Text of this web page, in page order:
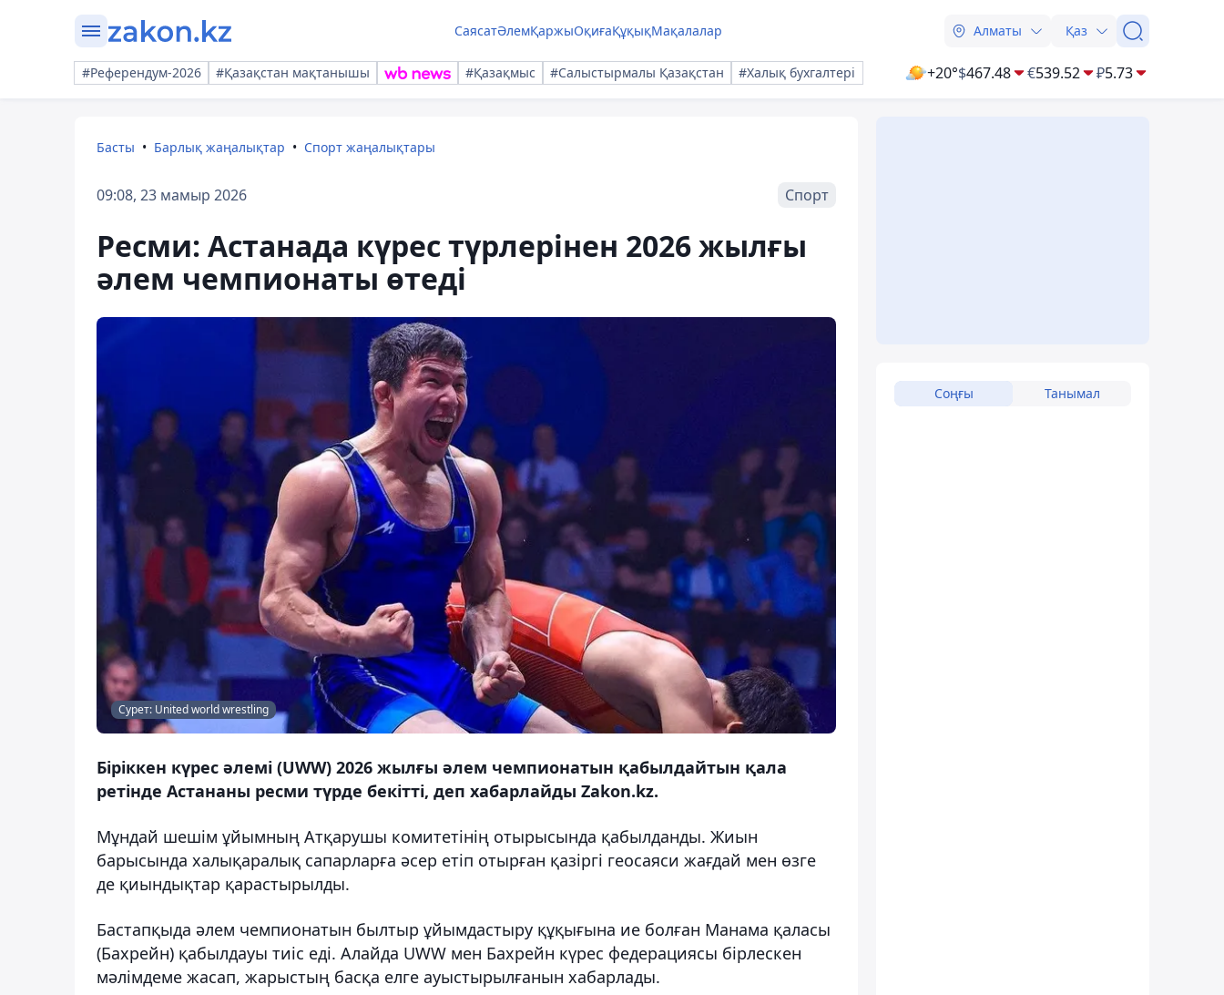
СаясатӘлемҚаржыОқиғаҚұқықМақалалар Алматы Қаз
#Референдум-2026 #Қазақстан мақтанышы #Қазақмыс #Салыстырмалы Қазақстан #Халық бухгалтері +20°$467.48 €539.52 ₽5.73
Басты Барлық жаңалықтар Спорт жаңалықтары
09:08, 23 мамыр 2026 Спорт
Ресми: Астанада күрес түрлерінен 2026 жылғы
әлем чемпионаты өтеді
Сурет: United world wrestling
Біріккен күрес әлемі (UWW) 2026 жылғы әлем чемпионатын қабылдайтын қала
ретінде Астананы ресми түрде бекітті, деп хабарлайды Zakon.kz.
Мұндай шешім ұйымның Атқарушы комитетінің отырысында қабылданды. Жиын
барысында халықаралық сапарларға әсер етіп отырған қазіргі геосаяси жағдай мен өзге
де қиындықтар қарастырылды.
Бастапқыда әлем чемпионатын былтыр ұйымдастыру құқығына ие болған Манама қаласы
(Бахрейн) қабылдауы тиіс еді. Алайда UWW мен Бахрейн күрес федерациясы бірлескен
мәлімдеме жасап, жарыстың басқа елге ауыстырылғанын хабарлады.
Соңғы Танымал